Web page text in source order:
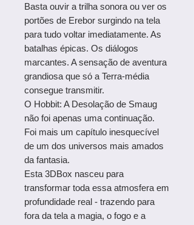
Basta ouvir a trilha sonora ou ver os
portões de Erebor surgindo na tela
para tudo voltar imediatamente. As
batalhas épicas. Os diálogos
marcantes. A sensação de aventura
grandiosa que só a Terra-média
consegue transmitir.
O Hobbit: A Desolação de Smaug
não foi apenas uma continuação.
Foi mais um capítulo inesquecível
de um dos universos mais amados
da fantasia.
Esta 3DBox nasceu para
transformar toda essa atmosfera em
profundidade real - trazendo para
fora da tela a magia, o fogo e a